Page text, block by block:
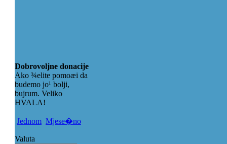
Dobrovoljne donacije
Ako ¾elite pomoæi da
budemo jo¹ bolji,
bujrum. Veliko
HVALA!
Jednom Mjese�no
Valuta